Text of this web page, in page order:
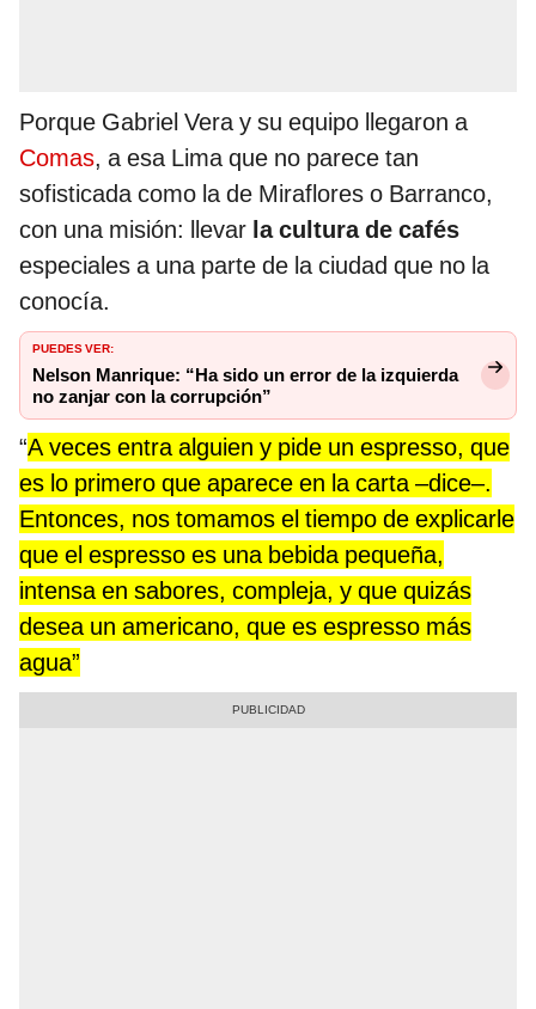
Porque Gabriel Vera y su equipo llegaron a
Comas, a esa Lima que no parece tan
sofisticada como la de Miraflores o Barranco,
con una misión: llevar la cultura de cafés
especiales a una parte de la ciudad que no la
conocía.
PUEDES VER:
Nelson Manrique: “Ha sido un error de la izquierda
no zanjar con la corrupción”
“A veces entra alguien y pide un espresso, que
es lo primero que aparece en la carta –dice–.
Entonces, nos tomamos el tiempo de explicarle
que el espresso es una bebida pequeña,
intensa en sabores, compleja, y que quizás
desea un americano, que es espresso más
agua”